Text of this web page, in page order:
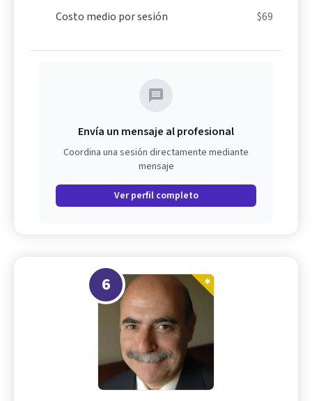
Costo medio por sesión
$69
Envía un mensaje al profesional
Coordina una sesión directamente mediante
mensaje
Ver perfil completo
6